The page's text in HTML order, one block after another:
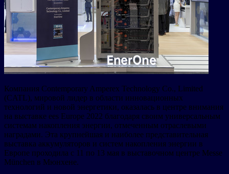
Компания Contemporary Amperex Technology Co., Limited
(CATL), мировой лидер в области инновационных
технологий и новой энергетики, оказалась в центре внимания
на выставке ees Europe 2022 благодаря своим универсальным
системам накопления энергии, отмеченным отраслевыми
наградами. Эта крупнейшая и наиболее представительная
выставка аккумуляторов и систем накопления энергии в
Европе проходила с 11 по 13 мая в выставочном центре Messe
München в Мюнхене.